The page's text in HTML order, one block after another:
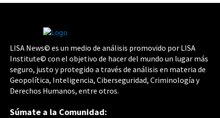
LISA News© es un medio de análisis promovido por LISA
Institute© con el objetivo de hacer del mundo un lugar más
seguro, justo y protegido a través de análisis en materia de
Geopolítica, Inteligencia, Ciberseguridad, Criminología y
Derechos Humanos, entre otros.
Súmate a la Comunidad: